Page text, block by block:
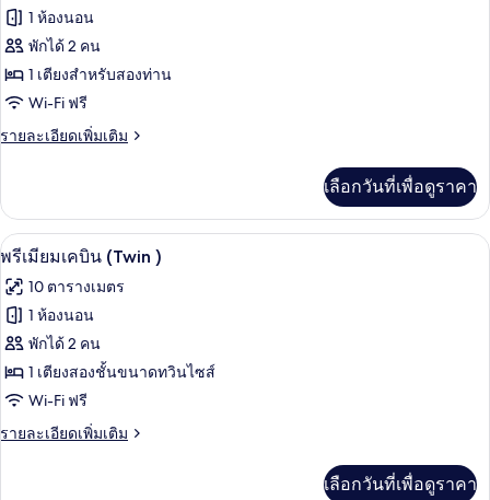
ทั้งหมด
ของ
พรีเมียม
เคบิน
1 ห้องนอน
พักได้ 2 คน
1 เตียงสำหรับสองท่าน
Wi-Fi ฟรี
รายละเอียดเพิ่มเติม
ราย
เกี่ยว
กับ
พรีเมียม
เลือกวันที่เพื่อดูราคา
เปิด
ภาพถ่าย
ทั้งหมด
ของ
พรีเมียม
เคบิน
(Twin
พรีเมียมเคบิน (Twin ) | โต๊ะทำงาน, เต
8
พรีเมียมเคบิน (Twin )
10 ตารางเมตร
1 ห้องนอน
พักได้ 2 คน
1 เตียงสองชั้นขนาดทวินไซส์
Wi-Fi ฟรี
รายละเอียดเพิ่มเติม
ราย
เลือกวันที่เพื่อดูราคา